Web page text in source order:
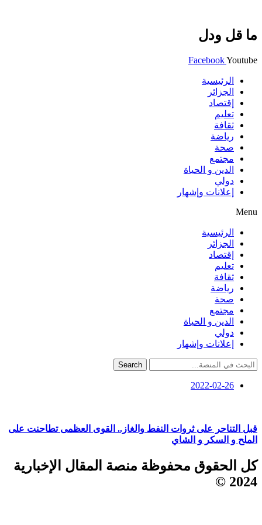
ما قل ودل
FacebookYoutube
الرئيسية
الجزائر
إقتصاد
تعليم
ثقافة
رياضة
صحة
مجتمع
الدين و الحياة
دولي
إعلانات وإشهار
Menu
الرئيسية
الجزائر
إقتصاد
تعليم
ثقافة
رياضة
صحة
مجتمع
الدين و الحياة
دولي
إعلانات وإشهار
Search
2022-02-26
قبل التناحر على ثروات النفط والغاز.. القوى العظمى تطاحنت على
الملح و السكر و الشاي
كل الحقوق محفوظة منصة المقال الإخبارية
2024 ©